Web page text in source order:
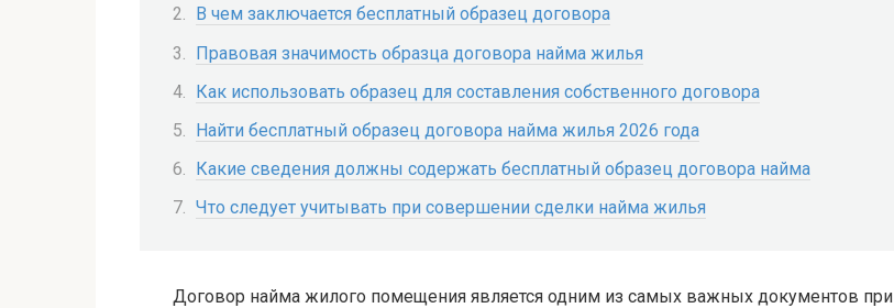
В чем заключается бесплатный образец договора
Правовая значимость образца договора найма жилья
Как использовать образец для составления собственного договора
Найти бесплатный образец договора найма жилья 2026 года
Какие сведения должны содержать бесплатный образец договора найма
Что следует учитывать при совершении сделки найма жилья
Договор найма жилого помещения является одним из самых важных документов при